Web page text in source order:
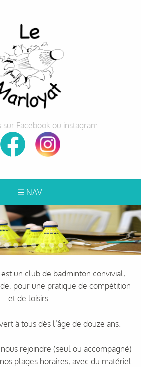
sur Facebook ou instagram :
☰ NAV
un club de badminton convivial,
pour une pratique de compétition
et de loisirs.
à tous dès l’âge de douze ans.
rejoindre (seul ou accompagné)
plages horaires, avec du matériel